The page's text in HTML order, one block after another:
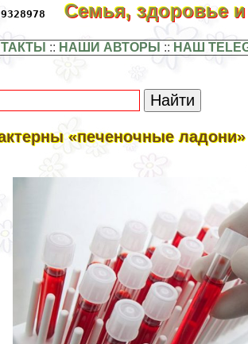
Семья, здоровье
:: НАШИ АВТОРЫ :: НАШ
«печеночные